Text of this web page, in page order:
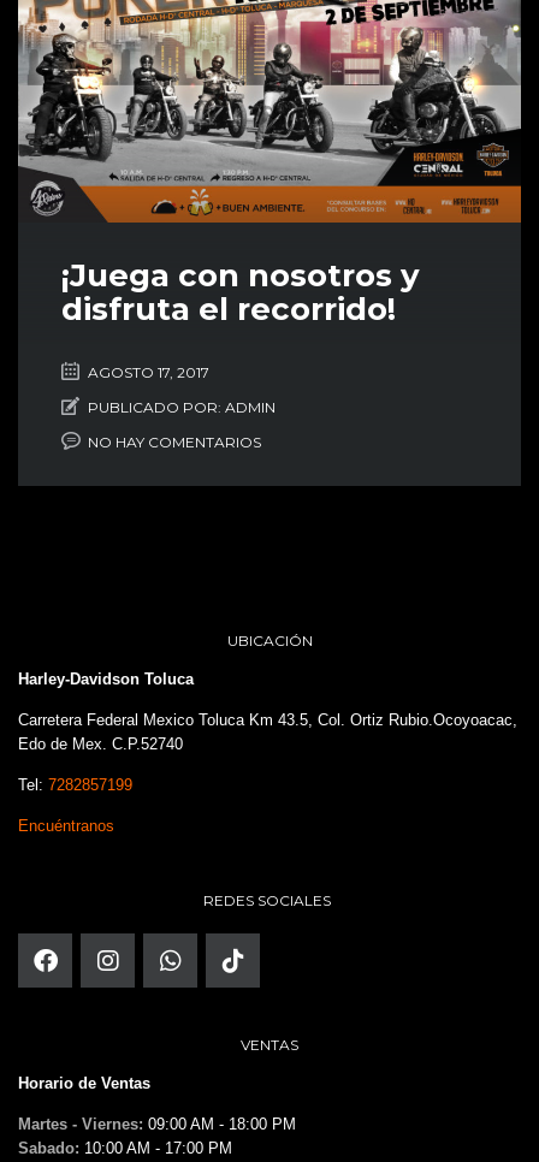
¡Juega con nosotros y
disfruta el recorrido!
AGOSTO 17, 2017
PUBLICADO POR: ADMIN
NO HAY COMENTARIOS
UBICACIÓN
Harley-Davidson Toluca
Carretera Federal Mexico Toluca Km 43.5, Col. Ortiz Rubio.Ocoyoacac,
Edo de Mex. C.P.52740
Tel: 7282857199
Encuéntranos
REDES SOCIALES
VENTAS
Horario de Ventas
Martes - Viernes: 09:00 AM - 18:00 PM
Sabado: 10:00 AM - 17:00 PM